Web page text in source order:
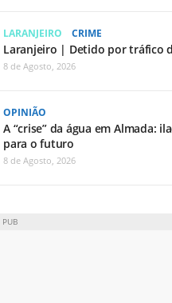
LARANJEIRO CRIME
Laranjeiro | Detido por tráfico
8 de Agosto, 2026
OPINIÃO
A “crise” da água em Almada:
para o futuro
8 de Agosto, 2026
PUB